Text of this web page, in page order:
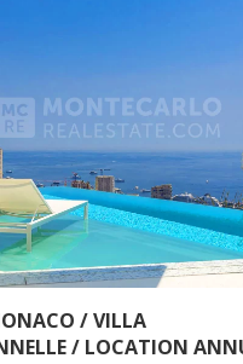
/ VILLA
/ LOCATION